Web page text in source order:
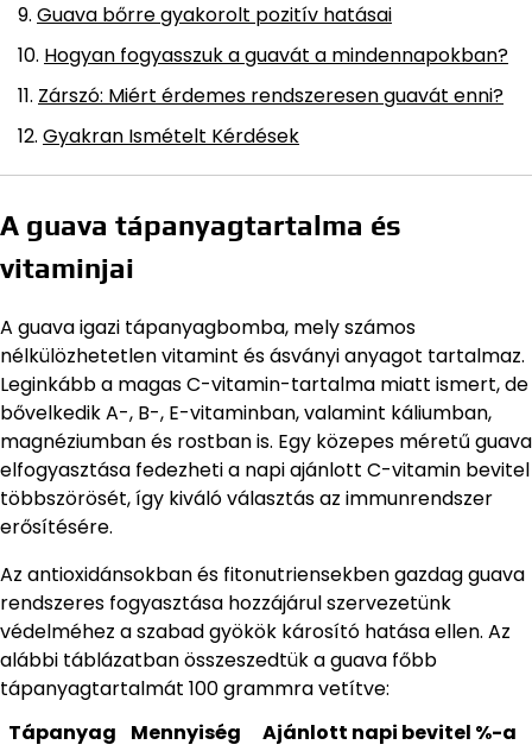
Guava bőrre gyakorolt pozitív hatásai
Hogyan fogyasszuk a guavát a mindennapokban?
Zárszó: Miért érdemes rendszeresen guavát enni?
Gyakran Ismételt Kérdések
A guava tápanyagtartalma és
vitaminjai
A guava igazi tápanyagbomba, mely számos
nélkülözhetetlen vitamint és ásványi anyagot tartalmaz.
Leginkább a magas C-vitamin-tartalma miatt ismert, de
bővelkedik A-, B-, E-vitaminban, valamint káliumban,
magnéziumban és rostban is. Egy közepes méretű guava
elfogyasztása fedezheti a napi ajánlott C-vitamin bevitel
többszörösét, így kiváló választás az immunrendszer
erősítésére.
Az antioxidánsokban és fitonutriensekben gazdag guava
rendszeres fogyasztása hozzájárul szervezetünk
védelméhez a szabad gyökök károsító hatása ellen. Az
alábbi táblázatban összeszedtük a guava főbb
tápanyagtartalmát 100 grammra vetítve:
Tápanyag
Mennyiség
Ajánlott napi bevitel %-a